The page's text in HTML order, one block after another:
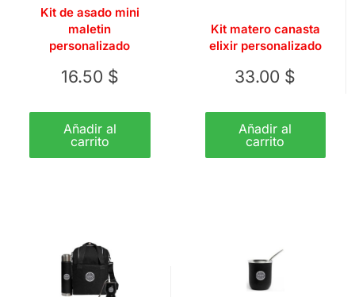
Kit de asado mini
maletin
personalizado
16.50 $
Añadir al
carrito
Kit matero canasta
elixir personalizado
33.00 $
Añadir al
carrito